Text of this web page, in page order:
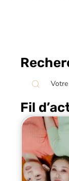
Fil